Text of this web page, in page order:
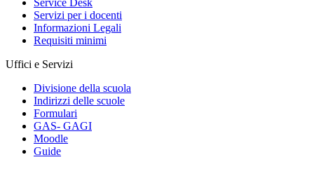
Servizi per i docenti
Informazioni Legali
Requisiti minimi
Uffici e Servizi
Divisione della scuola
Indirizzi delle scuole
Formulari
GAS- GAGI
Moodle
Guide